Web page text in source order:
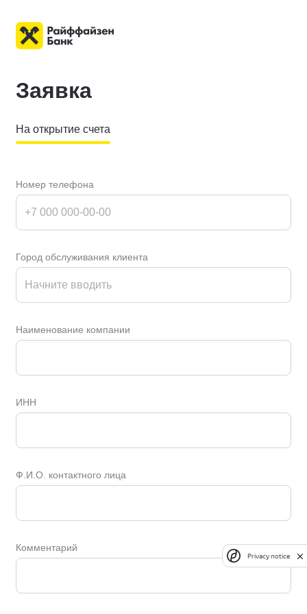
Заявка
На открытие счета
Номер телефона
Город обслуживания клиента
Наименование компании
ИНН
Ф.И.О. контактного лица
Комментарий
Privacy notice